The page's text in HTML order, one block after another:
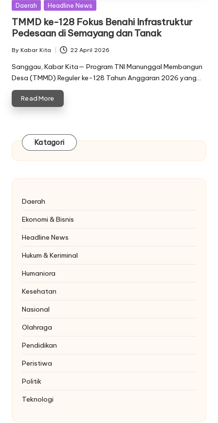
Posted
Daerah Headline News
TMMD ke-128 Fokus Benahi Infrastruktur
Pedesaan di Semayang dan Tanak
Posted
by
By Kabar Kita 22 April 2026
Sanggau, Kabar Kita— Program TNI Manunggal Membangun
Desa (TMMD) Reguler ke-128 Tahun Anggaran 2026 yang…
Read More
Katagori
Daerah
Ekonomi & Bisnis
Headline News
Hukum & Keriminal
Humaniora
Kesehatan
Nasional
Olahraga
Pendidikan
Peristiwa
Politik
Teknologi